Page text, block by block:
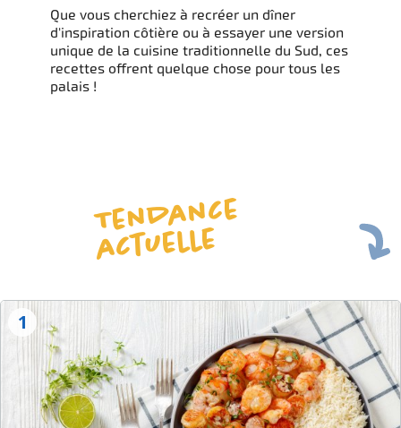
Que vous cherchiez à recréer un dîner
d'inspiration côtière ou à essayer une version
unique de la cuisine traditionnelle du Sud, ces
recettes offrent quelque chose pour tous les
palais !
Te
n
da
nce
actuelle
1